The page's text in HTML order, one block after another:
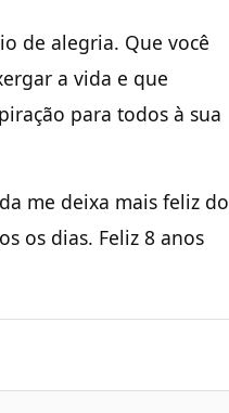
de alegria. Que você
a vida e que
para todos à sua
me deixa mais feliz do
os dias. Feliz 8 anos